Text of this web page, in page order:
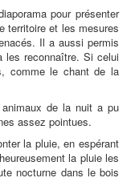
pour présenter
territoire et les mesures
Il a aussi permis
les reconnaître. Si celui
comme le chant de la
de la nuit a pu
assez pointues.
la pluie, en espérant
la pluie les
nocturne dans le bois